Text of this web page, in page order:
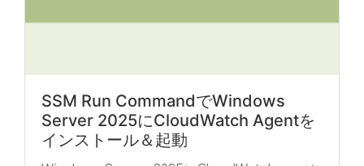
SSM Run CommandでWindows
Server 2025にCloudWatch Agentを
インストール＆起動